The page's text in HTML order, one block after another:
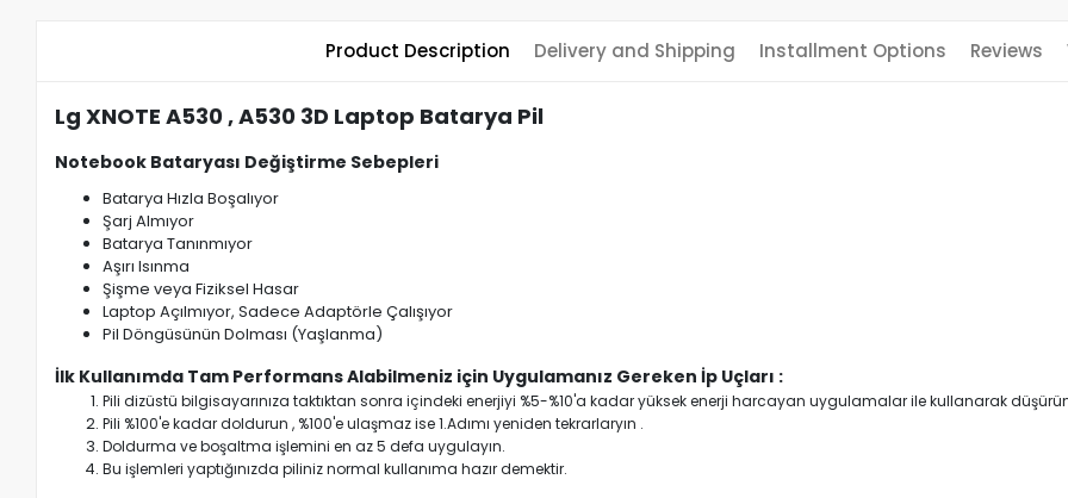
Product Description Delivery and Shipping Installment Options Reviews
Lg XNOTE A530 , A530 3D Laptop Batarya Pil
Notebook Bataryası Değiştirme Sebepleri
Batarya Hızla Boşalıyor
Şarj Almıyor
Batarya Tanınmıyor
Aşırı Isınma
Şişme veya Fiziksel Hasar
Laptop Açılmıyor, Sadece Adaptörle Çalışıyor
Pil Döngüsünün Dolması (Yaşlanma)
İlk Kullanımda Tam Performans Alabilmeniz için Uygulamanız Gereken İp Uçları :
Pili dizüstü bilgisayarınıza taktıktan sonra içindeki enerjiyi %5-%10'a kadar yüksek enerji harcayan uygulamalar ile kullanarak
Pili %100'e kadar doldurun , %100'e ulaşmaz ise 1.Adımı yeniden tekrarlaryın .
Doldurma ve boşaltma işlemini en az 5 defa uygulayın.
Bu işlemleri yaptığınızda piliniz normal kullanıma hazır demektir.